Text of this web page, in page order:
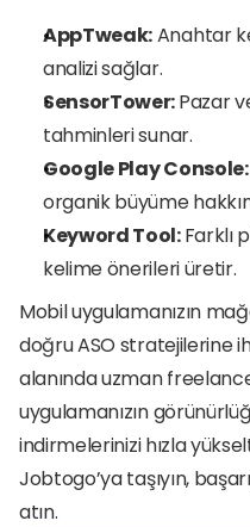
AppTweak: Anahtar
analizi sağlar.
SensorTower: Pazar
tahminleri sunar.
Google Play Console:
organik büyüme
Keyword Tool: Farklı
kelime önerileri üretir.
Mobil uygulamanızın
doğru ASO stratejilerine
alanında uzman
uygulamanızın
indirmelerinizi hızla
Jobtogo’ya taşıyın,
atın.